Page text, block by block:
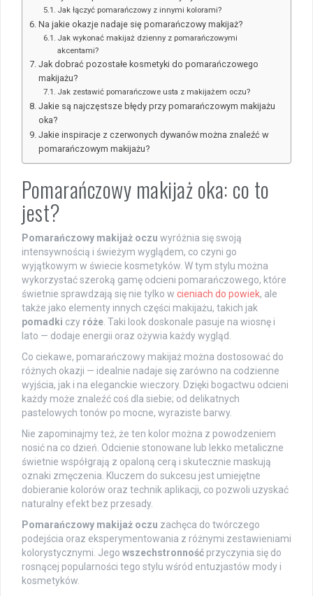
Jak łączyć pomarańczowy z innymi kolorami?
Na jakie okazje nadaje się pomarańczowy makijaż?
Jak wykonać makijaż dzienny z pomarańczowymi
akcentami?
Jak dobrać pozostałe kosmetyki do pomarańczowego
makijażu?
Jak zestawić pomarańczowe usta z makijażem oczu?
Jakie są najczęstsze błędy przy pomarańczowym makijażu
oka?
Jakie inspiracje z czerwonych dywanów można znaleźć w
pomarańczowym makijażu?
Pomarańczowy makijaż oka: co to
jest?
Pomarańczowy makijaż oczu wyróżnia się swoją
intensywnością i świeżym wyglądem, co czyni go
wyjątkowym w świecie kosmetyków. W tym stylu można
wykorzystać szeroką gamę odcieni pomarańczowego, które
świetnie sprawdzają się nie tylko w cieniach do powiek, ale
także jako elementy innych części makijażu, takich jak
pomadki czy róże . Taki look doskonale pasuje na wiosnę i
lato — dodaje energii oraz ożywia każdy wygląd.
Co ciekawe, pomarańczowy makijaż można dostosować do
różnych okazji — idealnie nadaje się zarówno na codzienne
wyjścia, jak i na eleganckie wieczory. Dzięki bogactwu odcieni
każdy może znaleźć coś dla siebie; od delikatnych
pastelowych tonów po mocne, wyraziste barwy.
Nie zapominajmy też, że ten kolor można z powodzeniem
nosić na co dzień. Odcienie stonowane lub lekko metaliczne
świetnie współgrają z opaloną cerą i skutecznie maskują
oznaki zmęczenia. Kluczem do sukcesu jest umiejętne
dobieranie kolorów oraz technik aplikacji, co pozwoli uzyskać
naturalny efekt bez przesady.
Pomarańczowy makijaż oczu zachęca do twórczego
podejścia oraz eksperymentowania z różnymi zestawieniami
kolorystycznymi. Jego wszechstronność przyczynia się do
rosnącej popularności tego stylu wśród entuzjastów mody i
kosmetyków.